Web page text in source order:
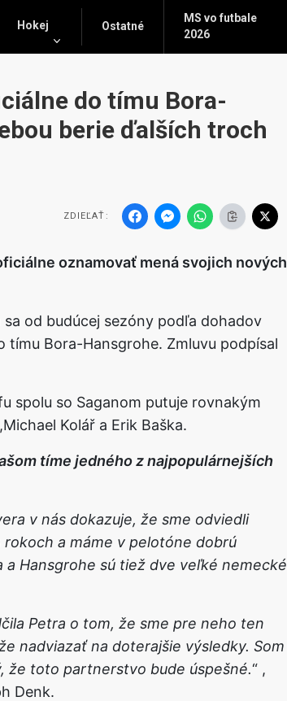
Hokej Ostatné
MS vo futbale
2026
do tímu Bora-
berie ďalších troch
ZDIEĽAŤ:
oznamovať mená svojich nových
od budúcej sezóny podľa dohadov
tímu Bora-Hansgrohe. Zmluvu podpísal
spolu so Saganom putuje rovnakým
Kolář a Erik Baška.
tíme jedného z najpopulárnejších
v nás dokazuje, že sme odviedli
a máme v pelotóne dobrú
Hansgrohe sú tiež dve veľké nemecké
Petra o tom, že sme pre neho ten
nadviazať na doterajšie výsledky. Som
že toto partnerstvo bude úspešné.
,
Denk.​